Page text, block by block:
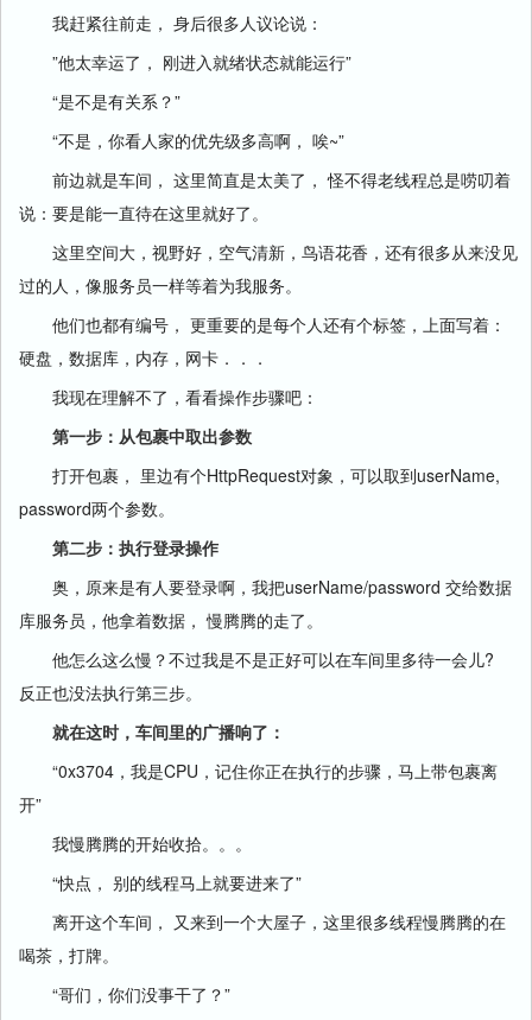
我赶紧往前走， 身后很多人议论说：
”他太幸运了， 刚进入就绪状态就能运行”
“是不是有关系？”
“不是，你看人家的优先级多高啊， 唉~”
前边就是车间， 这里简直是太美了， 怪不得老线程总是唠叨着
说：要是能一直待在这里就好了。
这里空间大，视野好，空气清新，鸟语花香，还有很多从来没见
过的人，像服务员一样等着为我服务。
他们也都有编号， 更重要的是每个人还有个标签，上面写着：
硬盘，数据库，内存，网卡．．．
我现在理解不了，看看操作步骤吧：
第一步：从包裹中取出参数
打开包裹， 里边有个HttpRequest对象，可以取到userName,
password两个参数。
第二步：执行登录操作
奥，原来是有人要登录啊，我把userName/password 交给数据
库服务员，他拿着数据， 慢腾腾的走了。
他怎么这么慢？不过我是不是正好可以在车间里多待一会儿?
反正也没法执行第三步。
就在这时，车间里的广播响了：
“0x3704，我是CPU，记住你正在执行的步骤，马上带包裹离
开”
我慢腾腾的开始收拾。。。
“快点， 别的线程马上就要进来了”
离开这个车间， 又来到一个大屋子，这里很多线程慢腾腾的在
喝茶，打牌。
“哥们，你们没事干了？”